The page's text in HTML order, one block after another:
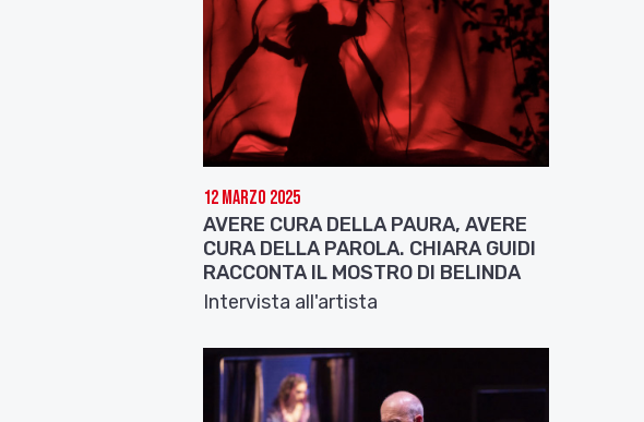
12 Marzo 2025
AVERE CURA DELLA PAURA, AVERE
CURA DELLA PAROLA. CHIARA GUIDI
RACCONTA IL MOSTRO DI BELINDA
Intervista all'artista